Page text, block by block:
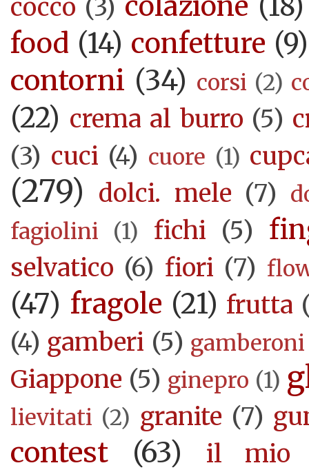
cocco (3)
food (14) confetture (9)
contorni (34) corsi (2)
(22) crema al burro (5)
(3) cuci (4) cuore (1)
(279) dolci. mele (7)
fagiolini (1) fichi (5)
selvatico (6) fiori (7)
(47) fragole (21) frutta
(4) gamberi (5) gamberoni
Giappone (5) ginepro (1)
lievitati (2) granite (7)
contest (63) il mio